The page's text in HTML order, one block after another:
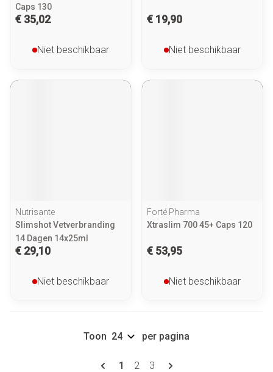
Caps 130
€ 35,02
Niet beschikbaar
€ 19,90
Niet beschikbaar
Nutrisante
Slimshot Vetverbranding
14 Dagen 14x25ml
€ 29,10
Niet beschikbaar
Forté Pharma
Xtraslim 700 45+ Caps 120
€ 53,95
Niet beschikbaar
Pagina's
U lees momenteel pagina
1 Pagina
2 Pagina
3
Toon per pagina